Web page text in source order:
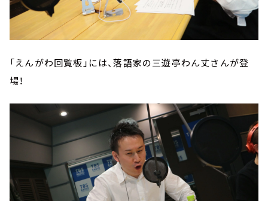
「えんがわ回覧板」には、落語家の三遊亭わん丈さんが登
場！